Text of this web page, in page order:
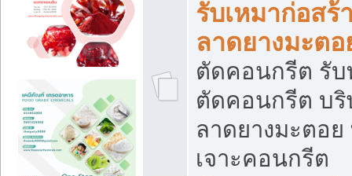
รับเหมาก่อส
ลาดยางมะต
ตัดคอนกรีต รับ
ตัดคอนกรีต บริ
ลาดยางมะตอ
เจาะคอนกรีต